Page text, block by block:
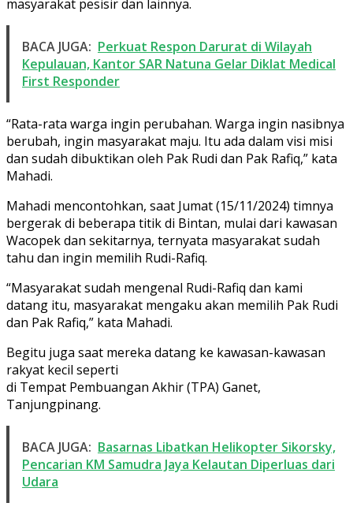
masyarakat pesisir dan lainnya.
BACA JUGA: Perkuat Respon Darurat di Wilayah
Kepulauan, Kantor SAR Natuna Gelar Diklat Medical
First Responder
“Rata-rata warga ingin perubahan. Warga ingin nasibnya
berubah, ingin masyarakat maju. Itu ada dalam visi misi
dan sudah dibuktikan oleh Pak Rudi dan Pak Rafiq,” kata
Mahadi.
Mahadi mencontohkan, saat Jumat (15/11/2024) timnya
bergerak di beberapa titik di Bintan, mulai dari kawasan
Wacopek dan sekitarnya, ternyata masyarakat sudah
tahu dan ingin memilih Rudi-Rafiq.
“Masyarakat sudah mengenal Rudi-Rafiq dan kami
datang itu, masyarakat mengaku akan memilih Pak Rudi
dan Pak Rafiq,” kata Mahadi.
Begitu juga saat mereka datang ke kawasan-kawasan
rakyat kecil seperti
di Tempat Pembuangan Akhir (TPA) Ganet,
Tanjungpinang.
BACA JUGA: Basarnas Libatkan Helikopter Sikorsky,
Pencarian KM Samudra Jaya Kelautan Diperluas dari
Udara